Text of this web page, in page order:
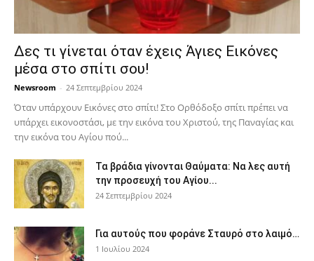
Δες τι γίνεται όταν έχεις Άγιες Εικόνες
μέσα στο σπίτι σου!
Newsroom - 24 Σεπτεμβρίου 2024
Όταν υπάρχουν Εικόνες στο σπίτι! Στο Ορθόδοξο σπίτι πρέπει να
υπάρχει εικονοστάσι, με την εικόνα του Χριστού, της Παν­αγίας και
την εικόνα του Αγίου πού...
Τα βράδια γίνονται Θαύματα: Να λες αυτή
την προσευχή του Αγίου...
24 Σεπτεμβρίου 2024
Για αυτούς που φοράνε Σταυρό στο λαιμό…
1 Ιουλίου 2024